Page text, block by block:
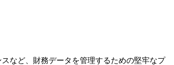
など、財務データを管理するための堅牢なプ